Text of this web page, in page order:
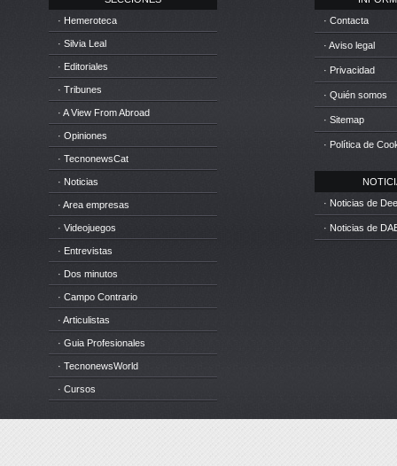
· Hemeroteca
· Silvia Leal
· Editoriales
· Tribunes
· A View From Abroad
· Opiniones
· TecnonewsCat
· Noticias
· Area empresas
· Videojuegos
· Entrevistas
· Dos minutos
· Campo Contrario
· Articulistas
· Guia Profesionales
· TecnonewsWorld
· Cursos
· Contacta
· Aviso legal
· Privacidad
· Quién somos
· Sitemap
· Política de
· Noticias de
· Noticias de